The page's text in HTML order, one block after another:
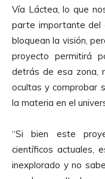
Vía Láctea, lo que
parte importante del
bloquean la visión,
proyecto permitirá
detrás de esa zona,
ocultas y comprobar
la materia en el
“Si bien este
científicos actuales,
inexplorado y no